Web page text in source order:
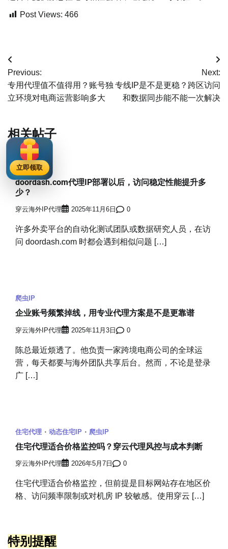
Post Views: 466
文
章
导
Previous:
专用代理值不值得用？账号独
立环境对电商运营影响多大
Next:
专线IP是不是更稳？跨区访问
和数据同步能不能一次解决
相关帖子
爬虫IP
doordash.com代理IP部署以后，访问稳定性能提升多
少？
穿云海外IP代理 2025年11月6日 0
许多外卖平台的自动化测试团队或数据研究人员，在访
问 doordash.com 时都会遇到相似问题 […]
爬虫IP
企业账号频繁掉线，用专业代理方案是不是更靠谱
穿云海外IP代理 2025年11月3日 0
陈总最近烦透了。他负责一家跨境电商公司的全球运
营，每天都要与海外团队共享后台。然而，不论是登录
广 […]
住宅代理 动态住宅IP 爬虫IP
住宅代理适合价格监控吗？穿云代理风控与成本判断
穿云海外IP代理 2026年5月7日 0
住宅代理适合价格监控，但前提是目标网站存在地区价
格、访问频率限制或对机房 IP 较敏感。使用穿云 […]
特别提醒
立即领取